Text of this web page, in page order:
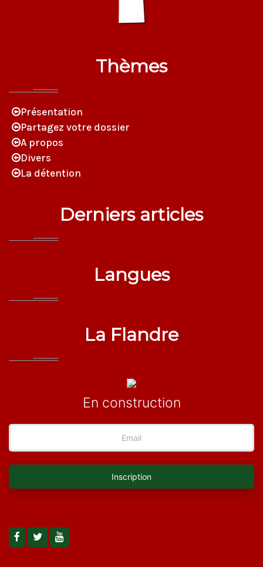
Thèmes
Présentation
Partagez votre dossier
A propos
Divers
La détention
Derniers articles
Langues
La Flandre
En construction